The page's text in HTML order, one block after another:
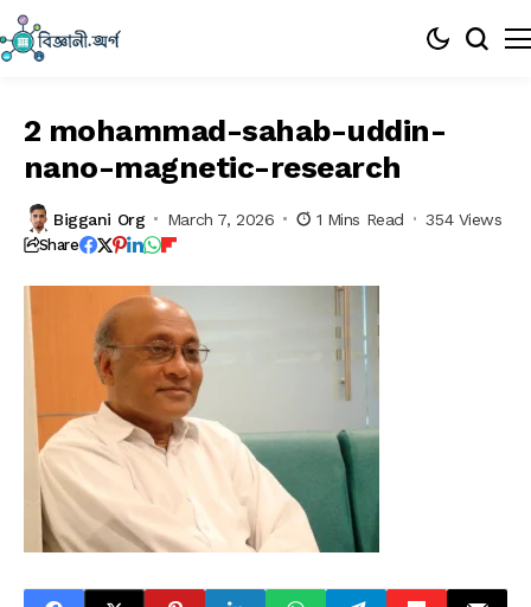
2 mohammad-sahab-uddin-
nano-magnetic-research
Biggani Org March 7, 2026 1 Mins Read 354 Views
Share